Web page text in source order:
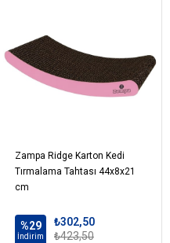
Zampa Ridge Karton Kedi
Tırmalama Tahtası 44x8x21
cm
%29
İndirim
₺302,50
₺423,50